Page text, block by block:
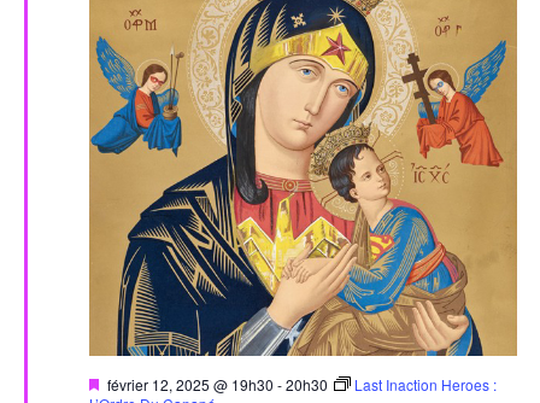
Mis
février 12, 2025 @ 19h30 -20h30
Last Inaction Heroes :